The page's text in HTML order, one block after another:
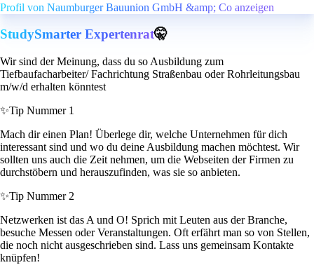
Profil von Naumburger Bauunion GmbH &amp; Co anzeigen
StudySmarter Expertenrat🤫
Wir sind der Meinung, dass du so Ausbildung zum
Tiefbaufacharbeiter/ Fachrichtung Straßenbau oder Rohrleitungsbau
m/w/d erhalten könntest
✨Tip Nummer 1
Mach dir einen Plan! Überlege dir, welche Unternehmen für dich
interessant sind und wo du deine Ausbildung machen möchtest. Wir
sollten uns auch die Zeit nehmen, um die Webseiten der Firmen zu
durchstöbern und herauszufinden, was sie so anbieten.
✨Tip Nummer 2
Netzwerken ist das A und O! Sprich mit Leuten aus der Branche,
besuche Messen oder Veranstaltungen. Oft erfährt man so von Stellen,
die noch nicht ausgeschrieben sind. Lass uns gemeinsam Kontakte
knüpfen!